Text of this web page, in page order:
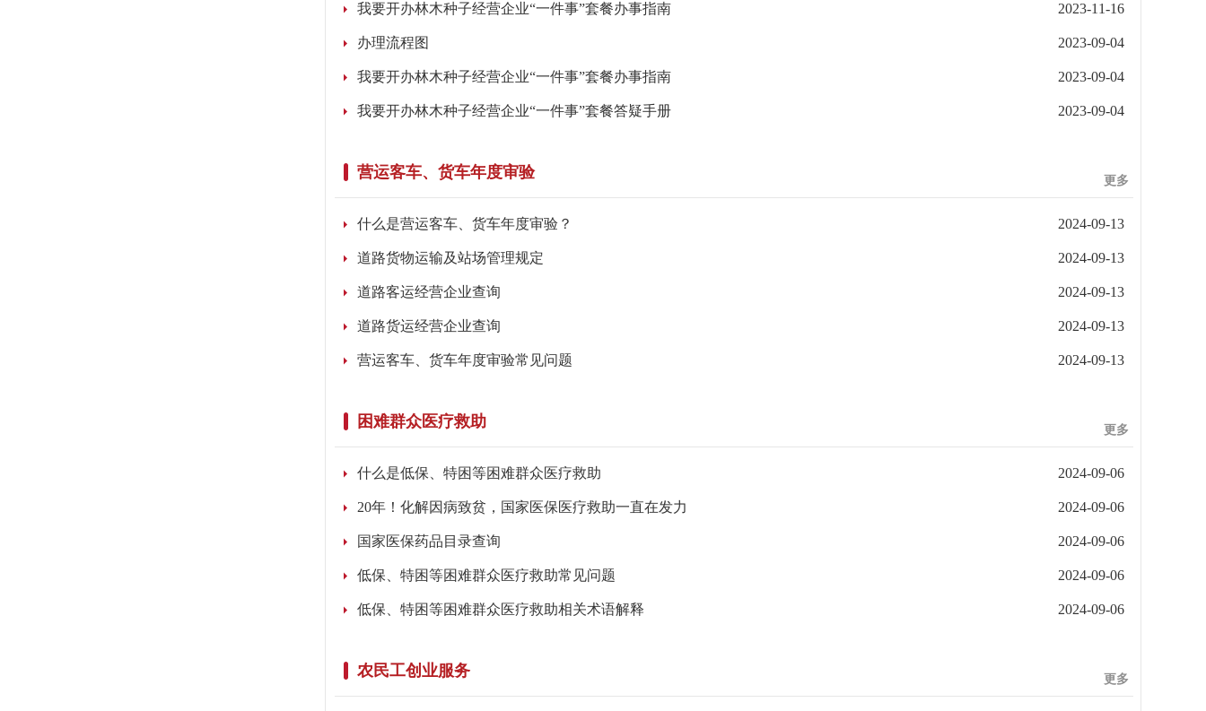
2023-11-16
我要开办林木种子经营企业“一件事”套餐办事指南
2023-09-04
办理流程图
2023-09-04
我要开办林木种子经营企业“一件事”套餐办事指南
2023-09-04
我要开办林木种子经营企业“一件事”套餐答疑手册
营运客车、货车年度审验 更多
2024-09-13
什么是营运客车、货车年度审验？
2024-09-13
道路货物运输及站场管理规定
2024-09-13
道路客运经营企业查询
2024-09-13
道路货运经营企业查询
2024-09-13
营运客车、货车年度审验常见问题
困难群众医疗救助 更多
2024-09-06
什么是低保、特困等困难群众医疗救助
2024-09-06
20年！化解因病致贫，国家医保医疗救助一直在发力
2024-09-06
国家医保药品目录查询
2024-09-06
低保、特困等困难群众医疗救助常见问题
2024-09-06
低保、特困等困难群众医疗救助相关术语解释
农民工创业服务 更多